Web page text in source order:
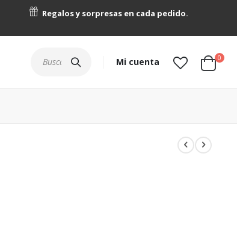
Regalos y sorpresas en cada pedido.
Mi cuenta Cart
0